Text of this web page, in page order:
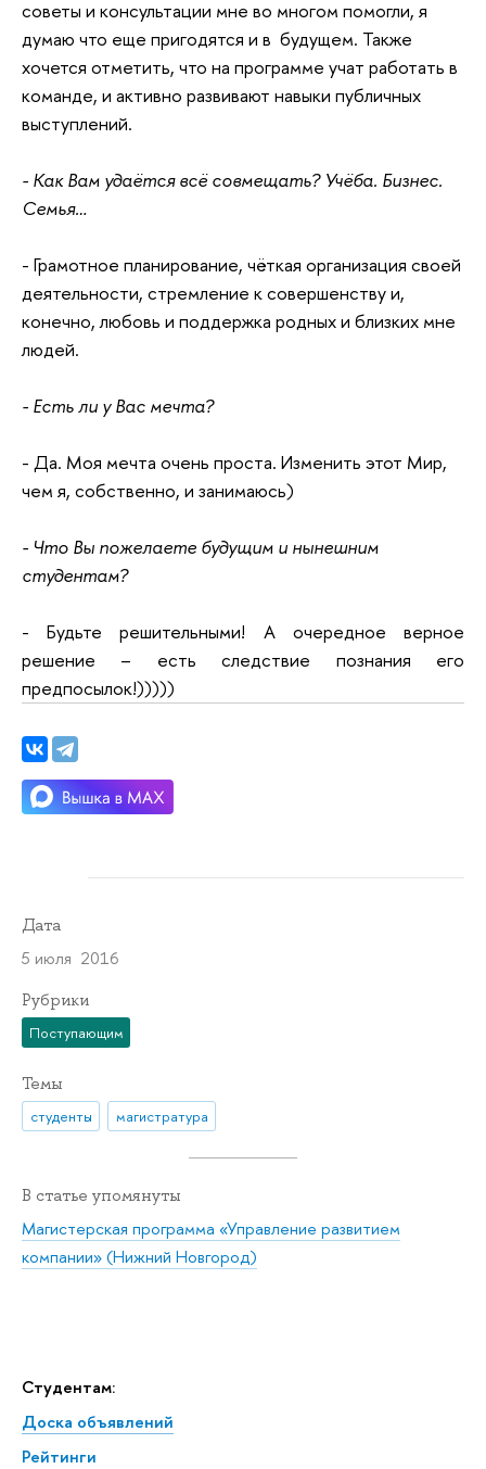
Студентам:
Доска объявлений
Рейтинги
советы и консультации мне во многом помогли, я
думаю что еще пригодятся и в будущем. Также
хочется отметить, что на программе учат работать в
команде, и активно развивают навыки публичных
выступлений.
- Как Вам удаётся всё совмещать? Учёба. Бизнес.
Семья…
- Грамотное планирование, чёткая организация своей
деятельности, стремление к совершенству и,
конечно, любовь и поддержка родных и близких мне
людей.
- Есть ли у Вас мечта?
- Да. Моя мечта очень проста. Изменить этот Мир,
чем я, собственно, и занимаюсь)
- Что Вы пожелаете будущим и нынешним
студентам?
- Будьте решительными! А очередное верное
решение – есть следствие познания его
предпосылок!)))))
Дата
5 июля 2016
Рубрики
Поступающим
Темы
студенты магистратура
В статье упомянуты
Магистерская программа «Управление развитием
компании» (Нижний Новгород)